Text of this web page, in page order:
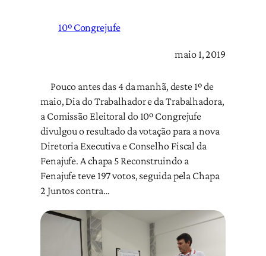
10º Congrejufe
maio 1, 2019
Pouco antes das 4 da manhã, deste 1º de
maio, Dia do Trabalhador e da Trabalhadora,
a Comissão Eleitoral do 10º Congrejufe
divulgou o resultado da votação para a nova
Diretoria Executiva e Conselho Fiscal da
Fenajufe. A chapa 5 Reconstruindo a
Fenajufe teve 197 votos, seguida pela Chapa
2 Juntos contra…